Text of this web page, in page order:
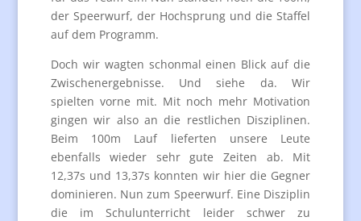
der Speerwurf, der Hochsprung und die Staffel
auf dem Programm.
Doch wir wagten schonmal einen Blick auf die
Zwischenergebnisse. Und siehe da. Wir
spielten vorne mit. Mit noch mehr Motivation
gingen wir also an die restlichen Disziplinen.
Beim 100m Lauf lieferten unsere Leute
ebenfalls wieder sehr gute Zeiten ab. Mit
12,37s und 13,37s konnten wir hier die Gegner
dominieren. Nun zum Speerwurf. Eine Disziplin
die im Schulunterricht leider schwer zu